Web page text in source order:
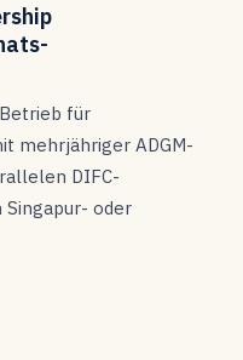
für
mehrjähriger ADGM-
DIFC-
oder